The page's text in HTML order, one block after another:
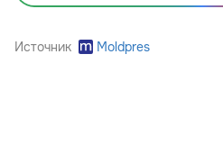
Источник Moldpres